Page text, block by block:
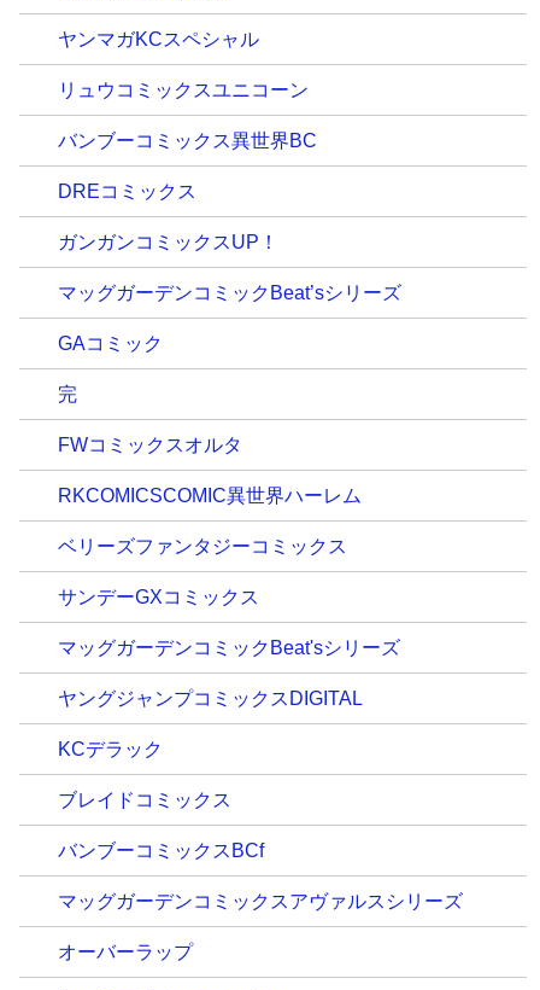
ヤンマガKCスペシャル
リュウコミックスユニコーン
バンブーコミックス異世界BC
DREコミックス
ガンガンコミックスUP！
マッグガーデンコミックBeat’sシリーズ
GAコミック
完
FWコミックスオルタ
RKCOMICSCOMIC異世界ハーレム
ベリーズファンタジーコミックス
サンデーGXコミックス
マッグガーデンコミックBeat'sシリーズ
ヤングジャンプコミックスDIGITAL
KCデラック
ブレイドコミックス
バンブーコミックスBCf
マッグガーデンコミックスアヴァルスシリーズ
オーバーラップ